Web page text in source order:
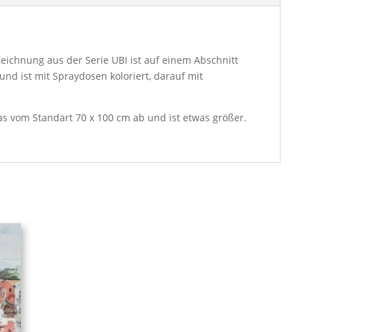
aus der Serie UBI ist auf einem Abschnitt
ist mit Spraydosen koloriert, darauf mit
vom Standart 70 x 100 cm ab und ist etwas größer.